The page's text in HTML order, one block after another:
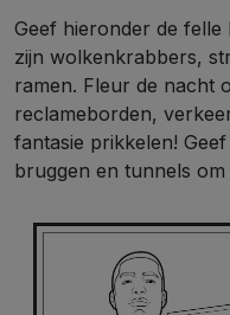
Geef hieronder de felle
zijn wolkenkrabbers,
ramen. Fleur de nacht
reclameborden,
fantasie prikkelen!
bruggen en tunnels